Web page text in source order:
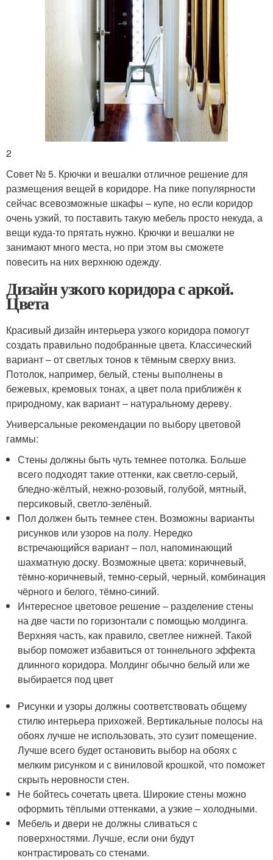
2
Совет № 5. Крючки и вешалки отличное решение для
размещения вещей в коридоре. На пике популярности
сейчас всевозможные шкафы – купе, но если коридор
очень узкий, то поставить такую мебель просто некуда, а
вещи куда-то прятать нужно. Крючки и вешалки не
занимают много места, но при этом вы сможете
повесить на них верхнюю одежду.
Дизайн узкого коридора с аркой.
Цвета
Красивый дизайн интерьера узкого коридора помогут
создать правильно подобранные цвета. Классический
вариант – от светлых тонов к тёмным сверху вниз.
Потолок, например, белый, стены выполнены в
бежевых, кремовых тонах, а цвет пола приближён к
природному, как вариант – натуральному дереву.
Универсальные рекомендации по выбору цветовой
гаммы:
Стены должны быть чуть темнее потолка. Больше
всего подходят такие оттенки, как светло-серый,
бледно-жёлтый, нежно-розовый, голубой, мятный,
персиковый, светло-зелёный.
Пол должен быть темнее стен. Возможны варианты
рисунков или узоров на полу. Нередко
встречающийся вариант – пол, напоминающий
шахматную доску. Возможные цвета: коричневый,
тёмно-коричневый, темно-серый, черный, комбинация
чёрного и белого, тёмно-синий.
Интересное цветовое решение – разделение стены
на две части по горизонтали с помощью молдинга.
Верхняя часть, как правило, светлее нижней. Такой
выбор поможет избавиться от тоннельного эффекта
длинного коридора. Молдинг обычно белый или же
выбирается под цвет
Рисунки и узоры должны соответствовать общему
стилю интерьера прихожей. Вертикальные полосы на
обоях лучше не использовать, это сузит помещение.
Лучше всего будет остановить выбор на обоях с
мелким рисунком и с виниловой крошкой, что поможет
скрыть неровности стен.
Не бойтесь сочетать цвета. Широкие стены можно
оформить тёплыми оттенками, а узкие – холодными.
Мебель и двери не должны сливаться с
поверхностями. Лучше, если они будут
контрастировать со стенами.